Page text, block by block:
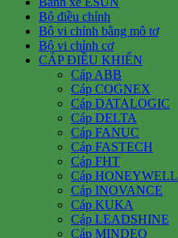
Bộ điều chỉnh
Bộ vi chỉnh bằng mô tơ
Bộ vi chỉnh cơ
CÁP ĐIỀU KHIỂN
Cáp ABB
Cáp COGNEX
Cáp DATALOGIC
Cáp DELTA
Cáp FANUC
Cáp FASTECH
Cáp FHT
Cáp HONEYWELL
Cáp INOVANCE
Cáp KUKA
Cáp LEADSHINE
Cáp MINDEO